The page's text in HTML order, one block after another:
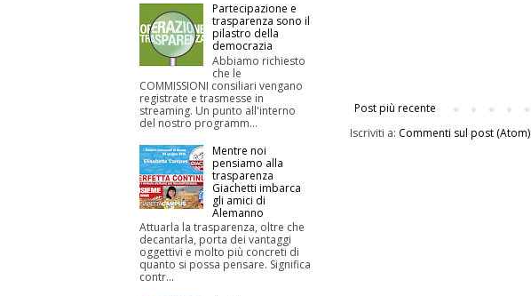
Post più recente
Iscriviti a: Commenti sul post (Atom)
Partecipazione e
trasparenza sono il
pilastro della
democrazia
Abbiamo richiesto
che le
COMMISSIONI consiliari vengano
registrate e trasmesse in
streaming. Un punto all'interno
del nostro programm...
Mentre noi
pensiamo alla
trasparenza
Giachetti imbarca
gli amici di
Alemanno
Attuarla la trasparenza, oltre che
decantarla, porta dei vantaggi
oggettivi e molto più concreti di
quanto si possa pensare. Significa
contr...